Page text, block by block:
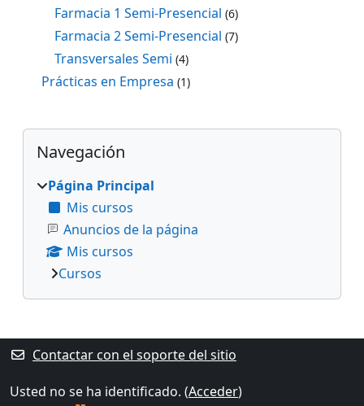
Farmacia 1 Semi-Presencial (6)
Farmacia 2 Semi-Presencial (7)
Transversales Semi (4)
Prácticas en Empresa (1)
Bloques
Salta Navegación
Navegación
Página Principal
Mis cursos
Anuncios de la página
Mis cursos
Cursos
Bloques suplementarios
Contactar con el soporte del sitio
Usted no se ha identificado. (Acceder)